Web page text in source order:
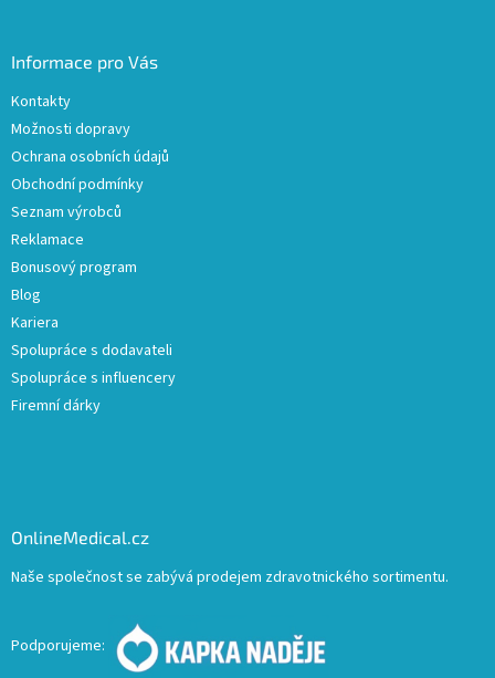
Informace pro Vás
Kontakty
Možnosti dopravy
Ochrana osobních údajů
Obchodní podmínky
Seznam výrobců
Reklamace
Bonusový program
Blog
Kariera
Spolupráce s dodavateli
Spolupráce s influencery
Firemní dárky
OnlineMedical.cz
Naše společnost se zabývá prodejem zdravotnického sortimentu.
Podporujeme: